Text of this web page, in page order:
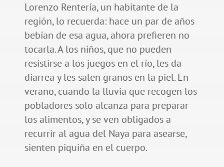
Lorenzo Rentería, un habitante de la
región, lo recuerda: hace un par de años
bebían de esa agua, ahora prefieren no
tocarla. A los niños, que no pueden
resistirse a los juegos en el río, les da
diarrea y les salen granos en la piel. En
verano, cuando la lluvia que recogen los
pobladores solo alcanza para preparar
los alimentos, y se ven obligados a
recurrir al agua del Naya para asearse,
sienten piquiña en el cuerpo.